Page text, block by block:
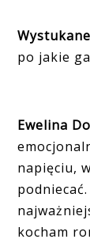
po jakie
Ewelina
napięciu,
kocham